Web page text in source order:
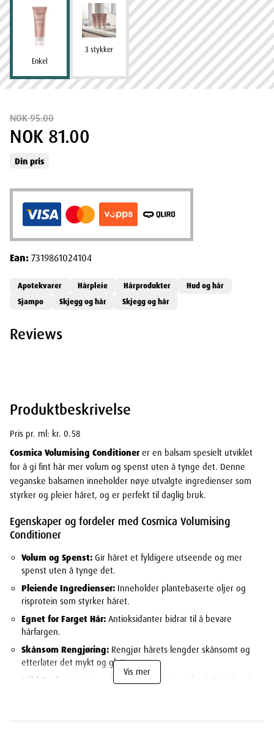
Produktbeskrivelse
Pris pr. ml: kr. 0.58
Cosmica Volumising Conditionerer en balsam spesielt utviklet
for å gi fint hår mer volum og spenst uten å tynge det. Denne
veganske balsamen inneholder nøye utvalgte ingredienser som
styrker og pleier håret, og er perfekt til daglig bruk.
Egenskaper og fordeler med Cosmica Volumising
Conditioner
Volum og Spenst: Gir håret et fyldigere utseende og mer
spenst uten å tynge det.
Pleiende Ingredienser: Inneholder plantebaserte oljer og
risprotein som styrker håret.
Egnet for Farget Hår: Antioksidanter bidrar til å bevare
hårfargen.
Skånsom Rengjøring: Rengjør hårets lengder skånsomt og
etterlater det mykt og glatt.
Mild Parfyme: Lett parfymert for en behagelig duftopplevelse.
Inneholder ingen animalske ingredienser.
Vis mer
Enkel
3 stykker
NOK 95.00
NOK 81.00
Din pris
Ean:7319861024104
Apotekvarer Hårpleie Hårprodukter
Hud og hår
Sjampo
Skjegg og hår Skjegg og hår
Reviews